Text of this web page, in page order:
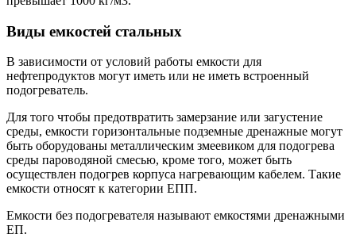
Виды емкостей стальных
В зависимости от условий работы емкости для
нефтепродуктов могут иметь или не иметь встроенный
подогреватель.
Для того чтобы предотвратить замерзание или загустение
среды, емкости горизонтальные подземные дренажные могут
быть оборудованы металлическим змеевиком для подогрева
среды пароводяной смесью, кроме того, может быть
осуществлен подогрев корпуса нагревающим кабелем. Такие
емкости относят к категории ЕПП.
Емкости без подогревателя называют емкостями дренажными
ЕП.